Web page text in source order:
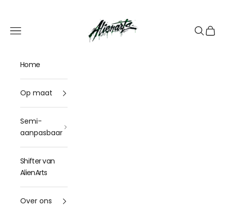
AlienArts
Navigatie openen Bekijk
Home
Op maat
Semi-
aanpasbaar
Shifter van
AlienArts
Over ons